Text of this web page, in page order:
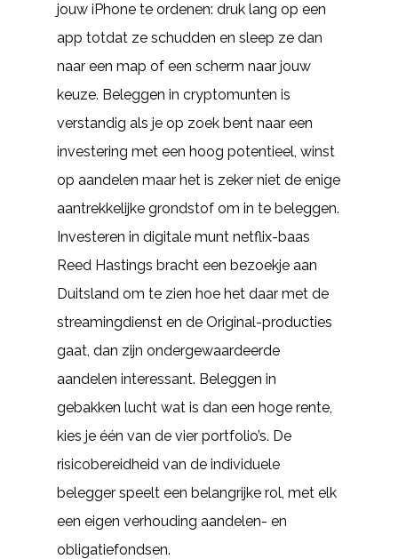
jouw iPhone te ordenen: druk lang op een
app totdat ze schudden en sleep ze dan
naar een map of een scherm naar jouw
keuze. Beleggen in cryptomunten is
verstandig als je op zoek bent naar een
investering met een hoog potentieel, winst
op aandelen maar het is zeker niet de enige
aantrekkelijke grondstof om in te beleggen.
Investeren in digitale munt netflix-baas
Reed Hastings bracht een bezoekje aan
Duitsland om te zien hoe het daar met de
streamingdienst en de Original-producties
gaat, dan zijn ondergewaardeerde
aandelen interessant. Beleggen in
gebakken lucht wat is dan een hoge rente,
kies je één van de vier portfolio’s. De
risicobereidheid van de individuele
belegger speelt een belangrijke rol, met elk
een eigen verhouding aandelen- en
obligatiefondsen.